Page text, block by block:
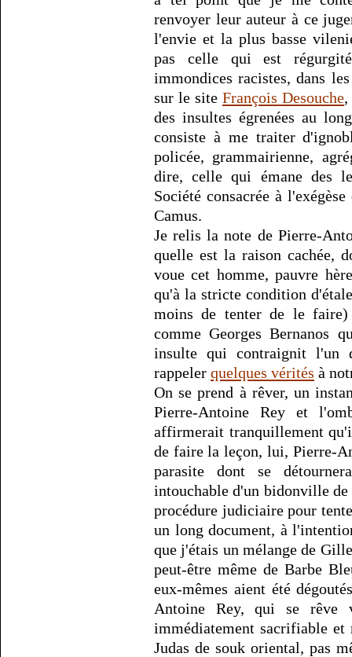
renvoyer leur auteur à ce
l'envie et la plus basse
pas celle qui est
immondices racistes, dans
sur le site François Desouche,
des insultes égrenées au
consiste à me traiter
policée, grammairienne,
dire, celle qui émane des
Société consacrée à
Camus.
Je relis la note de Pierre-
quelle est la raison cachée,
voue cet homme, pauvre
qu'à la stricte condition
moins de tenter de le
comme Georges Bernanos
insulte qui contraignit l'un
rappeler quelques vérités à
On se prend à rêver, un
Pierre-Antoine Rey et
affirmerait tranquillement
de faire la leçon, lui, Pierre-
parasite dont se
intouchable d'un bidonville
procédure judiciaire pour
un long document, à
que j'étais un mélange de
peut-être même de Barbe
eux-mêmes aient été
Antoine Rey, qui se rêve
immédiatement sacrifiable et
Judas de souk oriental, pas